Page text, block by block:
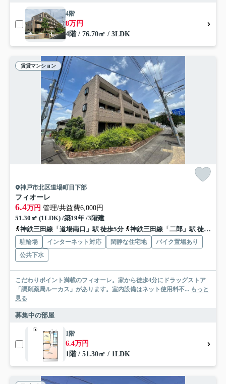
4階
8万円
4階 / 76.70㎡ / 3LDK
賃貸マンション
神戸市北区道場町日下部
フィオーレ
6.4万円 管理/共益費6,000円
51.30㎡ (1LDK) /築19年 /3階建
神鉄三田線「道場南口」駅 徒歩5分
神鉄三田線「二郎」駅 徒歩10分
駐輪場 インターネット対応 閑静な住宅地
バイク置場あり
公共下水
こだわりポイント満載のフィオーレ。家から徒歩4分にドラッグストア
「調剤薬局ルーカス」があります。室内設備はネット使用料不... もっと
見る
募集中の部屋
1階
6.4万円
1階 / 51.30㎡ / 1LDK